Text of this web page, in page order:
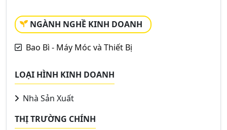
NGÀNH NGHỀ KINH DOANH
Bao Bì - Máy Móc và Thiết Bị
LOẠI HÌNH KINH DOANH
Nhà Sản Xuất
THỊ TRƯỜNG CHÍNH